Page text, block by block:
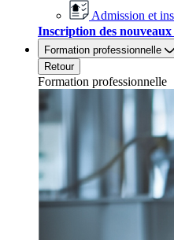
Admission et
Inscription des
Formation professionnelle
Retour
Formation professionnelle